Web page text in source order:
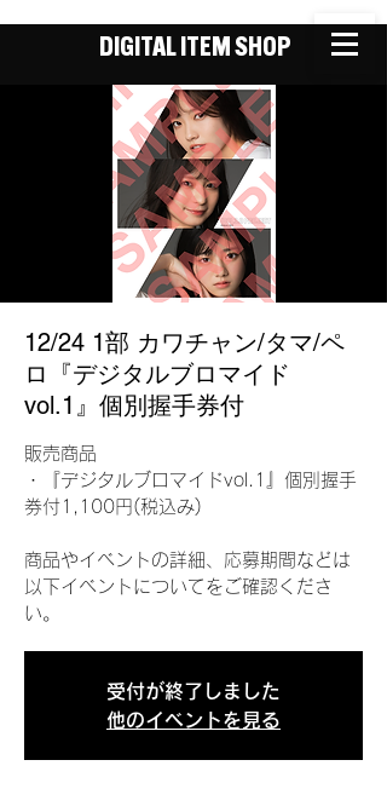
DIGITAL ITEM SHOP
12/24 1部 カワチャン/タマ/ペ
ロ『デジタルブロマイド
vol.1』個別握手券付
販売商品
・『デジタルブロマイドvol.1』個別握手
券付1,100円(税込み)
商品やイベントの詳細、応募期間などは
以下イベントについてをご確認くださ
い。
受付が終了しました
他のイベントを見る